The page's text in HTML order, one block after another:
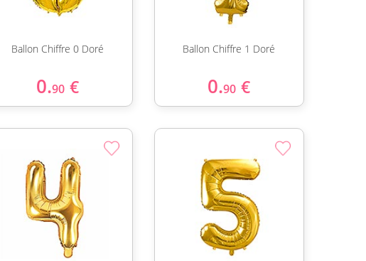
Ballon Chiffre 0 Doré
0.90 €
Ballon Chiffre 1 Doré
0.90 €